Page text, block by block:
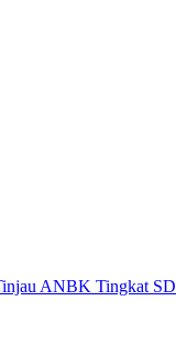
ANBK Tingkat SD